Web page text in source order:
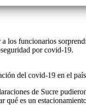
funcionarios
por covid-19.
del covid-19 en el
de Sucre
qué es un